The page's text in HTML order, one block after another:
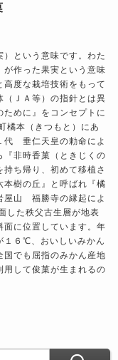
）という意味です。わた
が作った果実という意味
高度な栽培技術をもって
ＪＡ等）の指針とは異
めに』をコンセプトに
橘本（きつもと）にあ
代 垂仁天皇の勅命によ
『非時香菓（ときじくの
ち帰り、初めて移植さ
樹の丘』と呼ばれ『橘
屋山 福勝寺の縁起によ
した秩父古生層が地表
面に位置しています。年
１６℃、おいしいみかん
でも屈指のみかん産地
して俊菓が生まれるの